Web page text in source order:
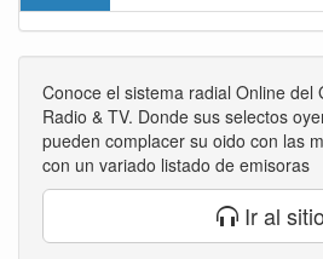
Conoce el sistema radial Online del
Radio & TV. Donde sus selectos
pueden complacer su oido con las
con un variado listado de emisoras
Ir al sitio